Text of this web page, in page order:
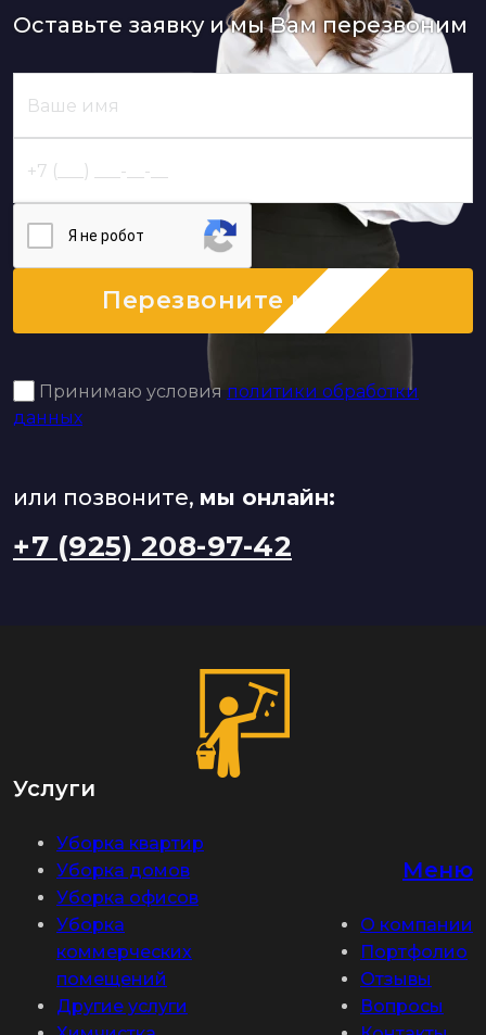
Оставьте заявку и мы Вам перезвоним
Я нe poбoт
Перезвоните мне
Принимаю условия политики обработки
данных
или позвоните, мы онлайн:
+7 (925) 208-97-42
Услуги
Уборка квартир
Уборка домов
Уборка офисов
Уборка
коммерческих
помещений
Другие услуги
Меню
О компании
Портфолио
Отзывы
Вопросы